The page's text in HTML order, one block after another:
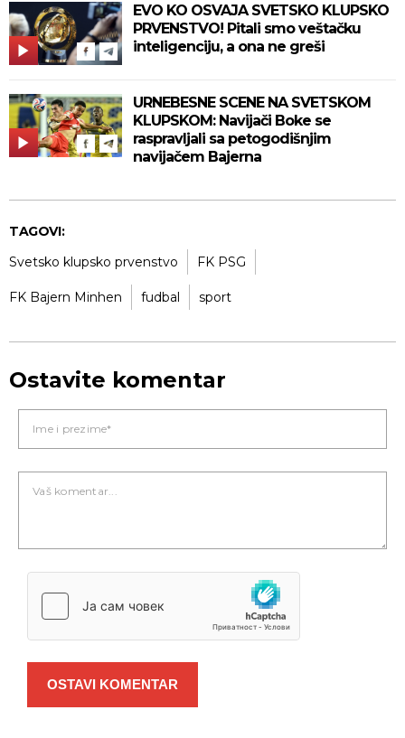
EVO KO OSVAJA SVETSKO KLUPSKO
PRVENSTVO! Pitali smo veštačku
inteligenciju, a ona ne greši
URNEBESNE SCENE NA SVETSKOM
KLUPSKOM: Navijači Boke se
raspravljali sa petogodišnjim
navijačem Bajerna
TAGOVI:
Svetsko klupsko prvenstvo
FK PSG
FK Bajern Minhen fudbal sport
Ostavite komentar
OSTAVI KOMENTAR